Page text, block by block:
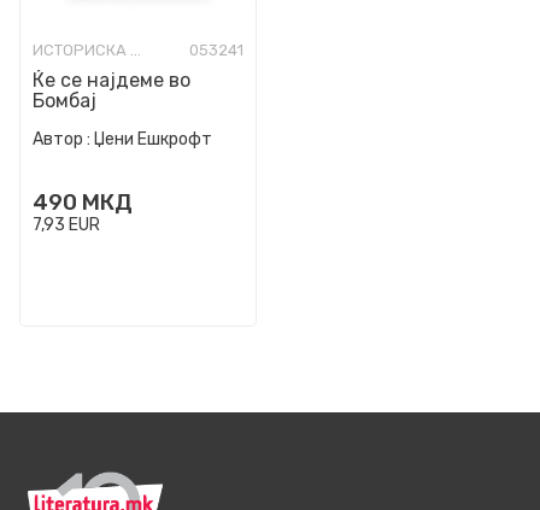
ИСТОРИСКА ФИКЦИЈА 053241
Ќе се најдеме во
Бомбај
Автор : Џени Ешкрофт
490 МКД
7,93 EUR